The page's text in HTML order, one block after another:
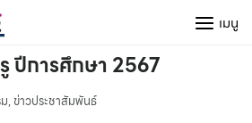
เมนู
ปีการศึกษา 2567
,ข่าวประชาสัมพันธ์